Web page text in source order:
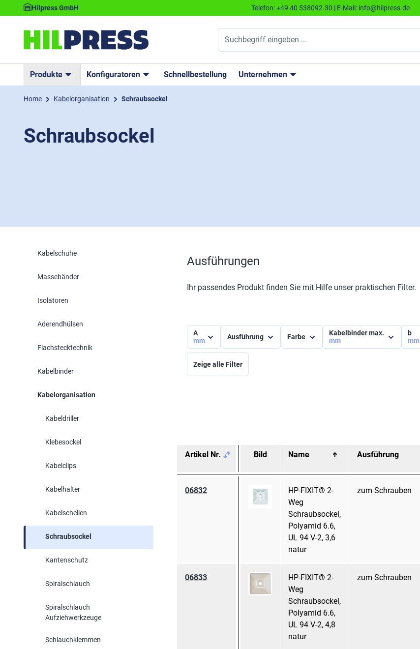
Hilpress GmbH Telefon:+49 40 538092-30 | E-Mail: info@hilpress.de
Produkte Konfiguratoren Schnellbestellung Unternehmen
Home Kabelorganisation Schraubsockel
Schraubsockel
Kabelschuhe
Massebänder
Isolatoren
Aderendhülsen
Flachstecktechnik
Kabelbinder
Kabelorganisation
Kabeldriller
Klebesockel
Kabelclips
Kabelhalter
Kabelschellen
Schraubsockel
Kantenschutz
Spiralschlauch
Spiralschlauch
Aufziehwerkzeuge
Schlauchklemmen
Ausführungen
Ihr passendes Produkt finden Sie mit Hilfe unser praktischen Filter.
A
mm
Ausführung Farbe
Kabelbinder max.
mm
b
mm
Zeige alle Filter
Artikel Nr. Bild Name Ausführung
06832
HP-FIXIT® 2-
Weg
Schraubsockel,
Polyamid 6.6,
UL 94 V-2, 3,6
natur
zum Schrauben
06833
HP-FIXIT® 2-
Weg
Schraubsockel,
Polyamid 6.6,
UL 94 V-2, 4,8
natur
zum Schrauben